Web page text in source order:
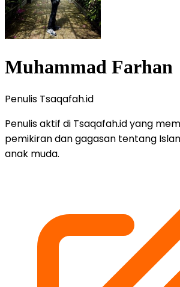
Muhammad Farhan
Penulis Tsaqafah.id
Penulis aktif di Tsaqafah.id yang
pemikiran dan gagasan tentang
anak muda.